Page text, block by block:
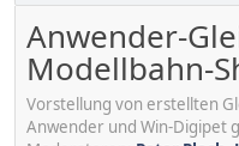
Anwender-
Modellbahn-
Vorstellung von erstellten
Anwender und Win-Digipet